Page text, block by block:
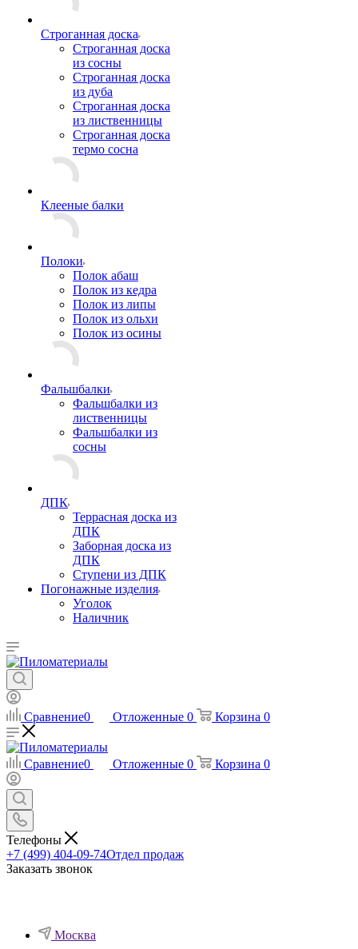
Строганная доска
Строганная доска
из сосны
Строганная доска
из дуба
Строганная доска
из лиственницы
Строганная доска
термо сосна
Клееные балки
Полоки
Полок абаш
Полок из кедра
Полок из липы
Полок из ольхи
Полок из осины
Фальшбалки
Фальшбалки из
лиственницы
Фальшбалки из
сосны
ДПК
Террасная доска из
ДПК
Заборная доска из
ДПК
Ступени из ДПК
Погонажные изделия
Уголок
Наличник
Сравнение0 Отложенные 0 Корзина 0
Сравнение0 Отложенные 0 Корзина 0
Телефоны
+7 (499) 404-09-74Отдел продаж
Заказать звонок
Москва